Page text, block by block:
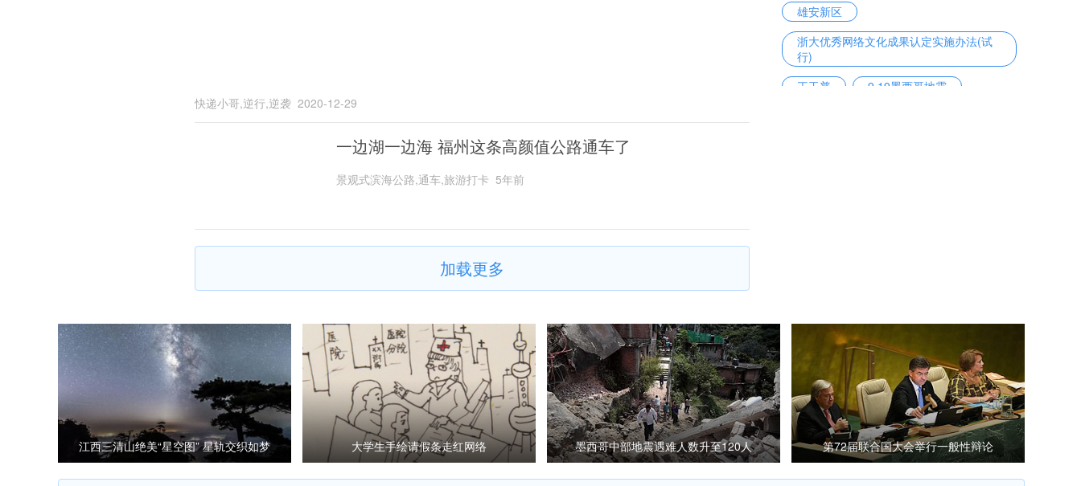
快递小哥,逆行,逆袭 2020-12-29
一边湖一边海 福州这条高颜值公路通车了
景观式滨海公路,通车,旅游打卡 5年前
加载更多
雄安新区
浙大优秀网络文化成果认定实施办法(试
行)
王玉普
9·19墨西哥地震
江西三清山绝美“星空图” 星轨交织如梦
大学生手绘请假条走红网络 墨西哥中部地震遇难人数升至120人 第72届联合国大会举行一般性辩论